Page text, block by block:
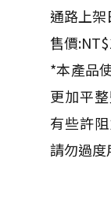
通路上架
售價
*本產品
更加平
有些許
請勿過度